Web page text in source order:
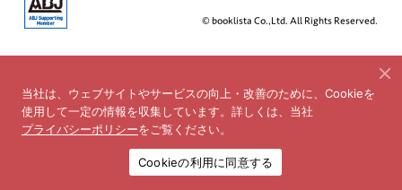
© booklista Co.,Ltd. All Rights Reserved.
当社は、ウェブサイトやサービスの向上・改善のために、Cookieを
使用して一定の情報を収集しています。詳しくは、当社
プライバシーポリシーをご覧ください。
Cookieの利用に同意する